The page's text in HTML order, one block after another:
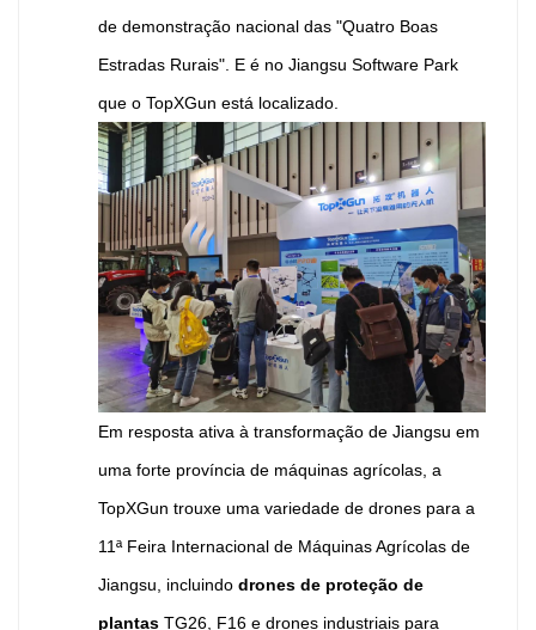
de demonstração nacional das "Quatro Boas
Estradas Rurais". E é no Jiangsu Software Park
que o TopXGun está localizado.
Em resposta ativa à transformação de Jiangsu em
uma forte província de máquinas agrícolas, a
TopXGun trouxe uma variedade de drones para a
11ª Feira Internacional de Máquinas Agrícolas de
Jiangsu, incluindodrones de proteção de
plantas TG26, F16 e drones industriais para